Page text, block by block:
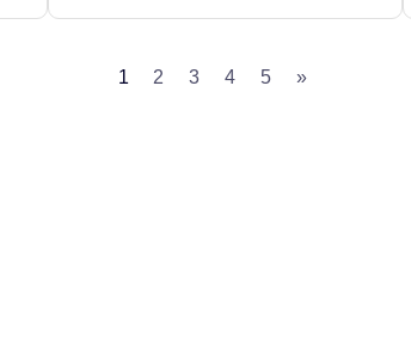
1 2 3 4 5 »